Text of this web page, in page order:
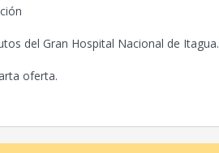
del Gran Hospital Nacional de Itagua.
oferta.